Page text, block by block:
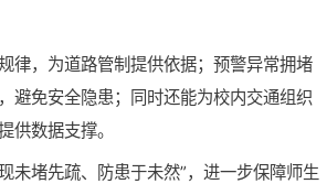
律，为道路管制提供依据；预警异常拥堵
避免安全隐患；同时还能为校内交通组织
供数据支撑。
未堵先疏、防患于未然”，进一步保障师生